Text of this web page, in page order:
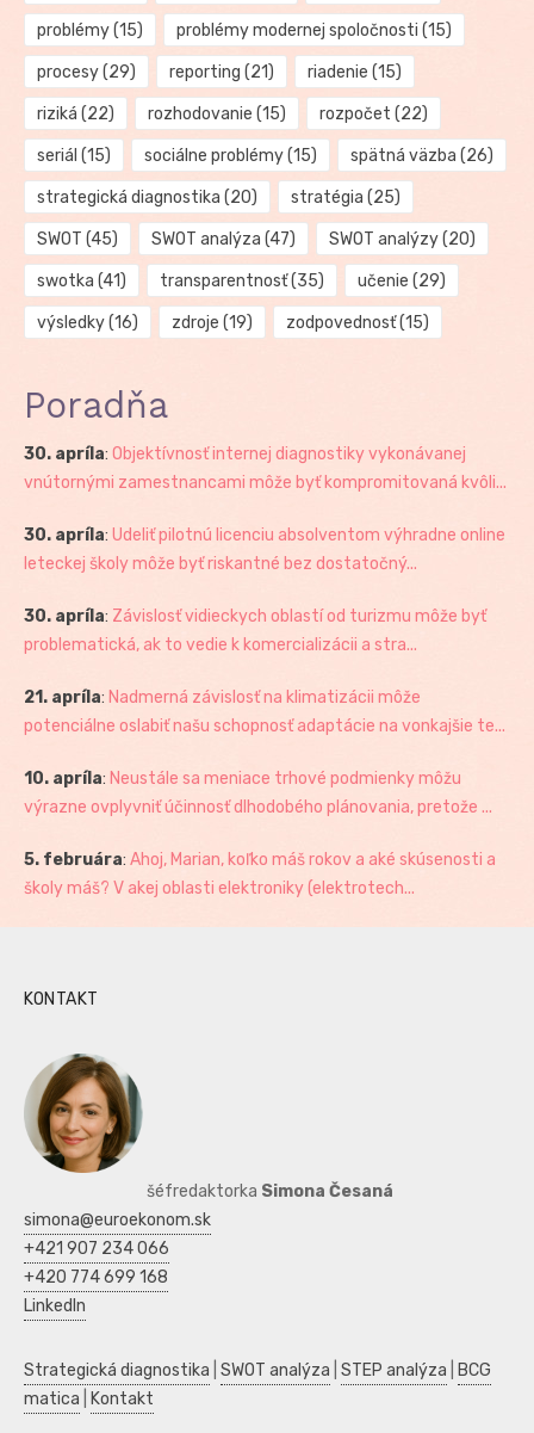
problémy(15) problémy modernej spoločnosti (15)
procesy(29) reporting (21) riadenie (15)
riziká (22) rozhodovanie (15) rozpočet (22)
seriál (15) sociálne problémy(15) spätná väzba (26)
strategická diagnostika (20) stratégia (25)
SWOT (45) SWOT analýza (47) SWOT analýzy(20)
swotka (41) transparentnosť(35) učenie (29)
výsledky(16) zdroje (19) zodpovednosť(15)
Poradňa
30. apríla: Objektívnosť internej diagnostiky vykonávanej
vnútornými zamestnancami môže byť kompromitovaná kvôli...
30. apríla: Udeliť pilotnú licenciu absolventom výhradne online
leteckej školy môže byť riskantné bez dostatočný...
30. apríla: Závislosť vidieckych oblastí od turizmu môže byť
problematická, ak to vedie k komercializácii a stra...
21. apríla: Nadmerná závislosť na klimatizácii môže
potenciálne oslabiť našu schopnosť adaptácie na vonkajšie te...
10. apríla: Neustále sa meniace trhové podmienky môžu
výrazne ovplyvniť účinnosť dlhodobého plánovania, pretože ...
5. februára: Ahoj, Marian, koľko máš rokov a aké skúsenosti a
školy máš? V akej oblasti elektroniky (elektrotech...
KONTAKT
šéfredaktorka Simona Česaná
simona@euroekonom.sk
+421 907 234 066
+420 774 699 168
LinkedIn
Strategická diagnostika SWOT analýza STEP analýza
BCG
matica
Kontakt